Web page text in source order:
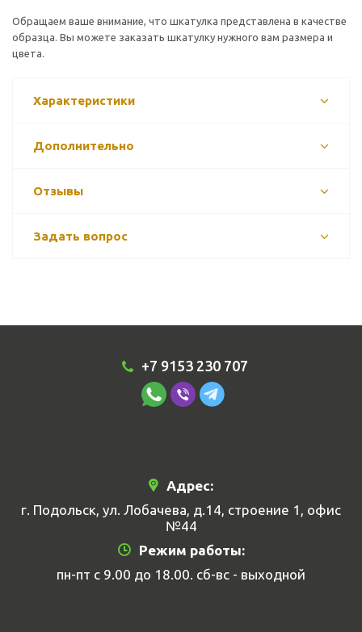
Обращаем ваше внимание, что шкатулка представлена в качестве
образца. Вы можете заказать шкатулку нужного вам размера и
цвета.
Характеристики
Дополнительно
Отзывы
Задать вопрос
+7 9153 230 707
Адрес:
г. Подольск, ул. Лобачева, д.14, строение 1, офис
№44
Режим работы:
пн-пт с 9.00 до 18.00. сб-вс - выходной